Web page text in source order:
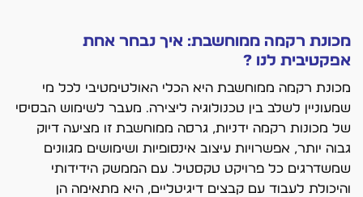
מכונת רקמה ממוחשבת: איך נבחר אחת
אפקטיבית לנו ?
מכונת רקמה ממוחשבת היא הכלי האולטימטיבי לכל מי
שמעוניין לשלב בין טכנולוגיה ליצירה. מעבר לשימוש הבסיסי
של מכונות רקמה ידניות, גרסה ממוחשבת זו מציעה דיוק
גבוה יותר, אפשרויות עיצוב אינסופיות ושימושים מגוונים
שמשדרגים כל פרויקט טקסטיל. עם הממשק הידידותי
והיכולת לעבוד עם קבצים דיגיטליים, היא מתאימה הן